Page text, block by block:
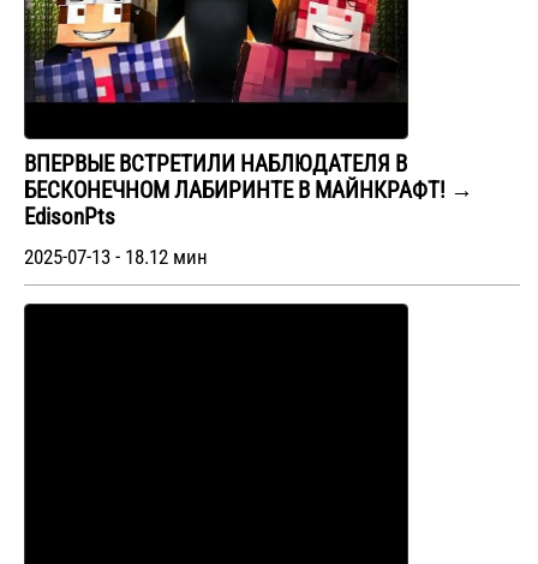
BПЕРВЫЕ ВСТРЕТИЛИ НАБЛЮДАТЕЛЯ В
БЕСКОНЕЧНОМ ЛАБИРИНТЕ В МАЙНКРАФТ! →
EdisonPts
2025-07-13 - 18.12 мин